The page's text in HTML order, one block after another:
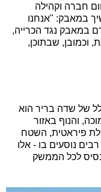
חברה וקהילה
במאבק: "אנחנו
במאבק נגד הכרייה,
וכמובן, שבתוכן,
של שדה בריר הוא
והנוף באזור
פיראטית, השטח
נוסעים בו - אלו
לכל הממשק